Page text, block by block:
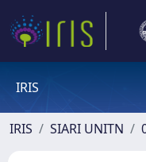
IRIS
IRIS SIARI UNITN